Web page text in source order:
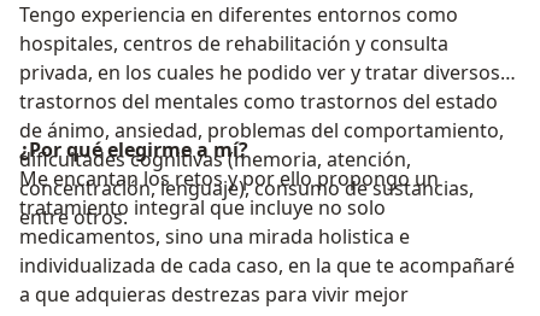
Tengo experiencia en diferentes entornos como
hospitales, centros de rehabilitación y consulta
privada, en los cuales he podido ver y tratar diversos
trastornos del mentales como trastornos del estado
de ánimo, ansiedad, problemas del comportamiento,
dificultades cognitivas (memoria, atención,
concentración, lenguaje), consumo de sustancias,
entre otros.
¿Por qué elegirme a mí?
Me encantan los retos y por ello propongo un
tratamiento integral que incluye no solo
medicamentos, sino una mirada holistica e
individualizada de cada caso, en la que te acompañaré
a que adquieras destrezas para vivir mejor